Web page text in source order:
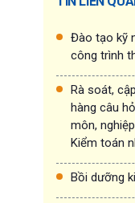
Đào tạo kỹ
công trình
Rà soát,
hàng câu
môn,
Kiểm toán
Bồi dưỡng